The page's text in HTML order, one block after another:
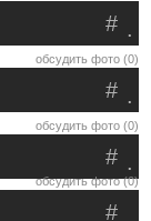
.
#
обсудить фото (0)
.
#
обсудить фото (0)
.
#
обсудить фото (0)
#